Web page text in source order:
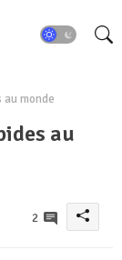
au monde
au
2